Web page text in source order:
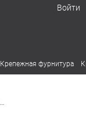
Войти
Крепежная фурнитура